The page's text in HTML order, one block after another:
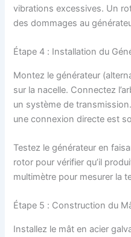
vibrations excessives. Un
des dommages au
Étape 4 : Installation du
Montez le générateur
sur la nacelle. Connectez
un système de
une connexion directe est
Testez le générateur en
rotor pour vérifier qu’il
multimètre pour mesurer la
Étape 5 : Construction du
Installez le mât en acier